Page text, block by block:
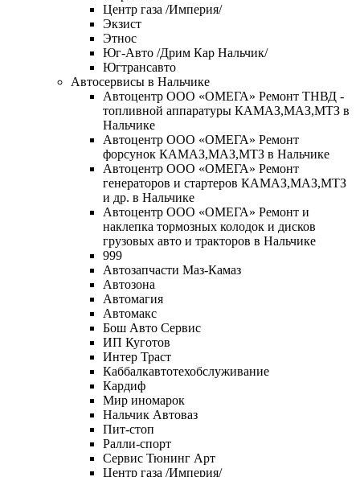
Центр газа /Империя/
Экзист
Этнос
Юг-Авто /Дрим Кар Нальчик/
Югтрансавто
Автосервисы в Нальчике
Автоцентр ООО «ОМЕГА» Ремонт ТНВД -
топливной аппаратуры КАМАЗ,МАЗ,МТЗ в
Нальчике
Автоцентр ООО «ОМЕГА» Ремонт
форсунок КАМАЗ,МАЗ,МТЗ в Нальчике
Автоцентр ООО «ОМЕГА» Ремонт
генераторов и стартеров КАМАЗ,МАЗ,МТЗ
и др. в Нальчике
Автоцентр ООО «ОМЕГА» Ремонт и
наклепка тормозных колодок и дисков
грузовых авто и тракторов в Нальчике
999
Автозапчасти Маз-Камаз
Автозона
Автомагия
Автомакс
Бош Авто Сервис
ИП Куготов
Интер Траст
Каббалкавтотехобслуживание
Кардиф
Мир иномарок
Нальчик Автоваз
Пит-стоп
Ралли-спорт
Сервис Тюнинг Арт
Центр газа /Империя/